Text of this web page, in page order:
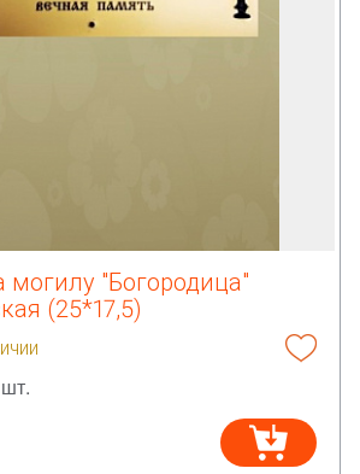
могилу "Богородица"
(25*17,5)